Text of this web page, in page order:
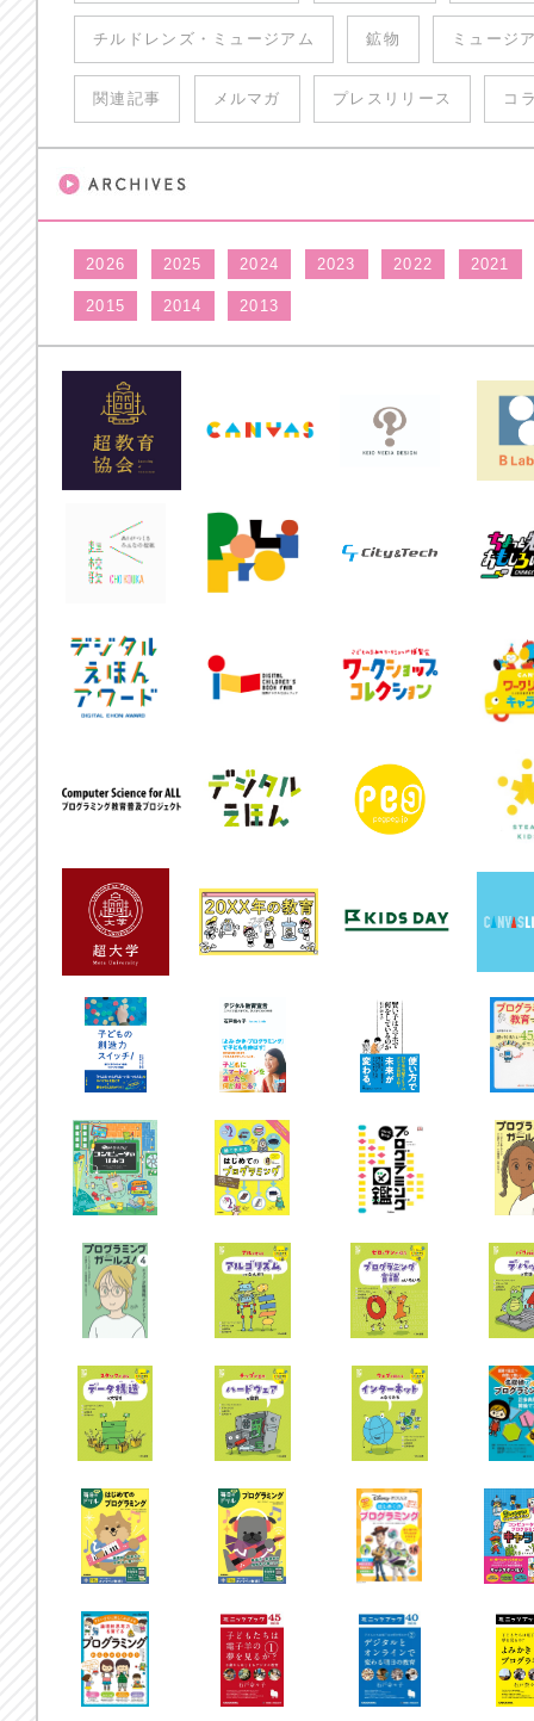
チルドレンズ・ミュージアム 鉱物 ミュージ
関連記事 メルマガ プレスリリース コ
2026 2025 2024 2023 2022 2021
2015 2014 2013